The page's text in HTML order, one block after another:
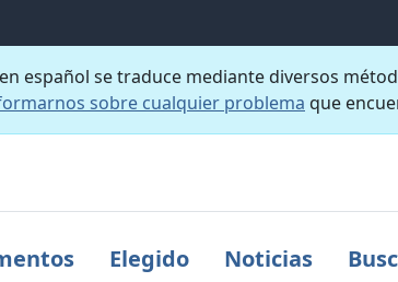
español se traduce mediante diversos
sobre cualquier problema que
Elegido Noticias